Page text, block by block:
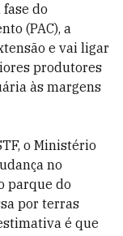
do
(PAC), a
e vai ligar
produtores
às margens
o Ministério
no
parque do
por terras
é que